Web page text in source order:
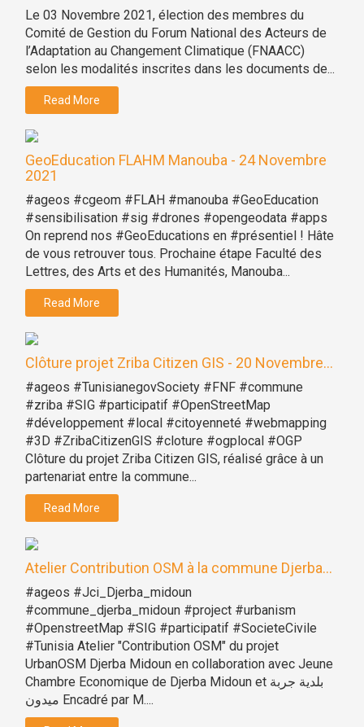
Le 03 Novembre 2021, élection des membres du
Comité de Gestion du Forum National des Acteurs de
l’Adaptation au Changement Climatique (FNAACC)
selon les modalités inscrites dans les documents de...
Read More
GeoEducation FLAHM Manouba - 24 Novembre
2021
#ageos #cgeom #FLAH #manouba #GeoEducation
#sensibilisation #sig #drones #opengeodata #apps
On reprend nos #GeoEducations en #présentiel ! Hâte
de vous retrouver tous. Prochaine étape Faculté des
Lettres, des Arts et des Humanités, Manouba...
Read More
Clôture projet Zriba Citizen GIS - 20 Novembre...
#ageos #TunisianegovSociety #FNF #commune
#zriba #SIG #participatif #OpenStreetMap
#développement #local #citoyenneté #webmapping
#3D #ZribaCitizenGIS #cloture #ogplocal #OGP
Clôture du projet Zriba Citizen GIS, réalisé grâce à un
partenariat entre la commune...
Read More
Atelier Contribution OSM à la commune Djerba...
#ageos #Jci_Djerba_midoun
#commune_djerba_midoun #project #urbanism
#OpenstreetMap #SIG #participatif #SocieteCivile
#Tunisia Atelier "Contribution OSM" du projet
UrbanOSM Djerba Midoun en collaboration avec Jeune
Chambre Economique de Djerba Midoun et بلدية جربة
ميدون Encadré par M....